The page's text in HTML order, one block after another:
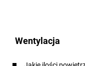
Wentylacja